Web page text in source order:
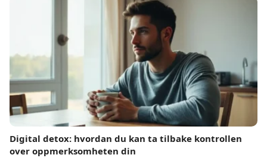
Digital detox: hvordan du kan ta tilbake kontrollen
over oppmerksomheten din